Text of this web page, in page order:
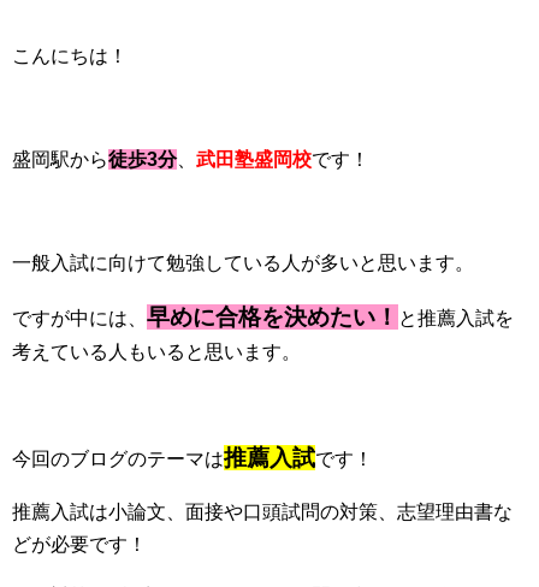
こんにちは！
盛岡駅から徒歩3分、 武田塾盛岡校です！
一般入試に向けて勉強している人が多いと思います。
ですが中には、 早めに合格を決めたい！ と推薦入試を
考えている人もいると思います。
今回のブログのテーマは推薦入試です！
推薦入試は小論文、面接や口頭試問の対策、志望理由書な
どが必要です！